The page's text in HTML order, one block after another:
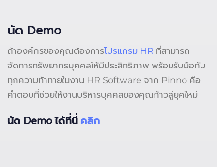
นัด Demo
ถ้าองค์กรของคุณต้องการโปรแกรม HR ที่สามารถ
จัดการทรัพยากรบุคคลให้มีประสิทธิภาพ พร้อมรับมือกับ
ทุกความท้าทายในงาน HR Software จาก Pinno คือ
คำตอบที่ช่วยให้งานบริหารบุคคลของคุณก้าวสู่ยุคใหม่
นัด Demo ได้ที่นี่ คลิก